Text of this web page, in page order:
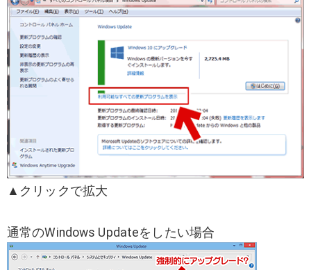
▲クリックで拡大
通常のWindows Updateをしたい場合